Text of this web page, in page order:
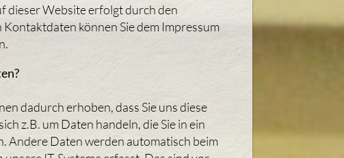
dieser Website erfolgt durch den
können Sie dem Impressum
dadurch erhoben, dass Sie uns diese
z.B. um Daten handeln, die Sie in ein
Andere Daten werden automatisch beim